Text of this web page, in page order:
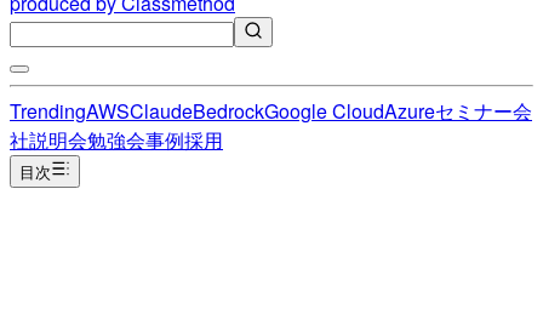
TrendingAWSClaudeBedrockGoogle CloudAzureセミナー会
社説明会勉強会事例採用
目次